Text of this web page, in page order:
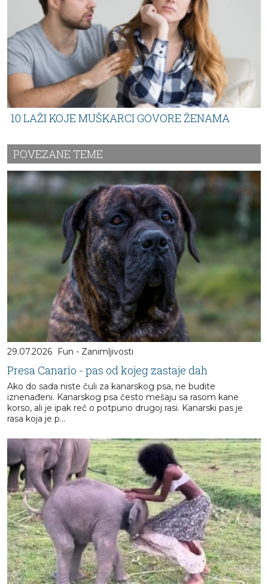
10 LAŽI KOJE MUŠKARCI GOVORE ŽENAMA
POVEZANE TEME
29.07.2026 Fun - Zanimljivosti
Presa Canario - pas od kojeg zastaje dah
Ako do sada niste čuli za kanarskog psa, ne budite
iznenađeni. Kanarskog psa često mešaju sa rasom kane
korso, ali je ipak reč o potpuno drugoj rasi. Kanarski pas je
rasa koja je p...